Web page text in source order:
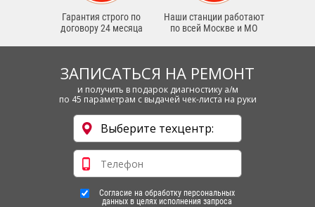
Гарантия строго по
договору 24 месяца
Наши станции работают
по всей Москве и МО
ЗАПИСАТЬСЯ НА РЕМОНТ
и получить в подарок диагностику а/м
по 45 параметрам с выдачей чек-листа на руки
Согласие на обработку персональных
данных в целях исполнения запроса